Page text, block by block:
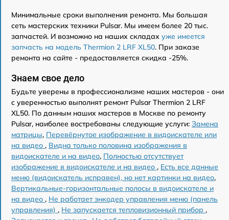
Минимальные сроки выполнения ремонта. Мы большая
сеть мастерских техники Pulsar. Мы имеем более 20 тыс.
запчастей. И возможно на наших складах уже имеется
запчасть на модель Thermion 2 LRF XL50. При заказе
ремонта на сайте - предоставляется скидка -25%.
Знаем свое дело
Будьте уверены в профессионализме наших мастеров - они
с уверенностью выполнят ремонт Pulsar Thermion 2 LRF
XL50. По данным наших мастеров в Москве по ремонту
Pulsar, наиболее востребованы следующие услуги: Замена
матрицы, Перевёрнутое изображение в видоискателе или
на видео , Видна только половина изображения в
видоискателе и на видео, Полностью отсутствует
изображение в видоискателе и на видео , Есть все данные
меню (видоискатель исправен), но нет картинки на видео,
Вертикальные-горизонтальные полосы в видоискателе и
на видео , Не работает энкодер управления меню (панель
управления) , Не запускается тепловизионный прибор ,